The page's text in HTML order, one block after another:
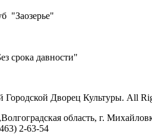
"Заозерье"
срока давности"
Дворец Культуры. All
область, г.
2-63-54